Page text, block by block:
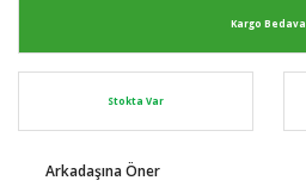
Kargo Bedava
Stokta Var
Arkadaşına Öner